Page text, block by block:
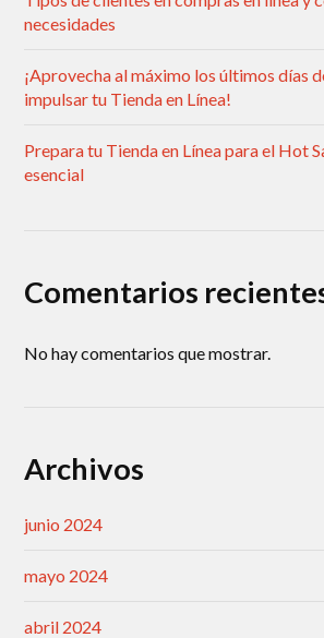
necesidades
¡Aprovecha al máximo los últimos días
impulsar tu Tienda en Línea!
Prepara tu Tienda en Línea para el Hot
esencial
Comentarios
No hay comentarios que mostrar.
Archivos
junio 2024
mayo 2024
abril 2024